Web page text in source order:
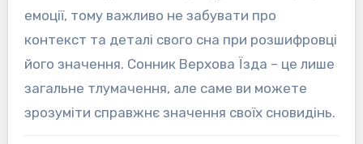
емоції, тому важливо не забувати про
контекст та деталі свого сна при розшифровці
його значення. Сонник Верхова Їзда – це лише
загальне тлумачення, але саме ви можете
зрозуміти справжнє значення своїх сновидінь.